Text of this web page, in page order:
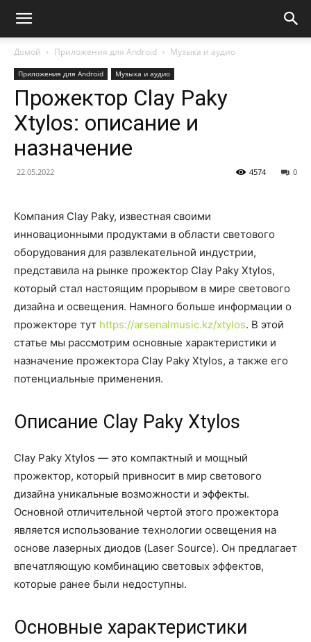
Домой Приложения для Android Музыка и аудио
Приложения для Android Музыка и аудио
Прожектор Clay Paky
Xtylos: описание и
назначение
22.05.2022 0
4574
Компания Clay Paky, известная своими
инновационными продуктами в области светового
оборудования для развлекательной индустрии,
представила на рынке прожектор Clay Paky Xtylos,
который стал настоящим прорывом в мире светового
дизайна и освещения. Намного больше информации о
прожекторе тут https://arsenalmusic.kz/xtylos. В этой
статье мы рассмотрим основные характеристики и
назначение прожектора Clay Paky Xtylos, а также его
потенциальные применения.
Описание Clay Paky Xtylos
Clay Paky Xtylos — это компактный и мощный
прожектор, который привносит в мир светового
дизайна уникальные возможности и эффекты.
Основной отличительной чертой этого прожектора
является использование технологии освещения на
основе лазерных диодов (Laser Source). Он предлагает
впечатляющую комбинацию световых эффектов,
которые ранее были недоступны.
Основные характеристики